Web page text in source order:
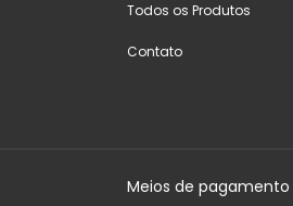
Todos os Produtos
Contato
Meios de pagamento